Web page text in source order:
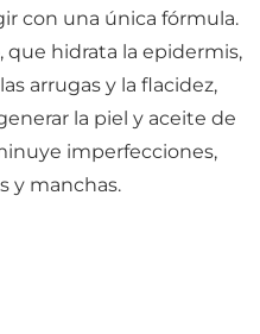
con una única fórmula.
hidrata la epidermis,
arrugas y la flacidez,
la piel y aceite de
imperfecciones,
y manchas.